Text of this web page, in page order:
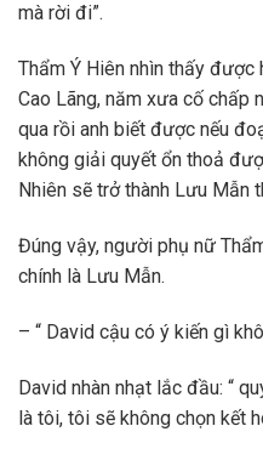
mà rời đi”.
Thẩm Ý Hiên nhìn thấy
Cao Lãng, năm xưa cố chấp
qua rồi anh biết được nếu
không giải quyết ổn thoả
Nhiên sẽ trở thành Lưu Mẫn
Đúng vậy, người phụ nữ
chính là Lưu Mẫn.
– “ David cậu có ý kiến gì
David nhàn nhạt lắc đầu: “
là tôi, tôi sẽ không chọn kết